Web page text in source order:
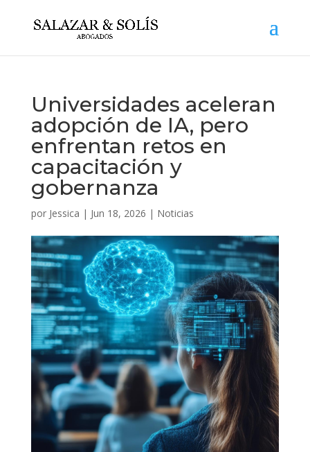
Universidades aceleran
adopción de IA, pero
enfrentan retos en
capacitación y
gobernanza
por Jessica | Jun 18, 2026 | Noticias